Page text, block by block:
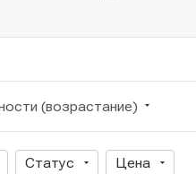
(возрастание)
Статус Цена